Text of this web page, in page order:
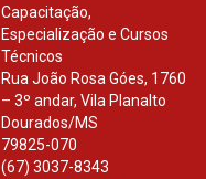
Capacitação,
Especialização e Cursos
Técnicos
Rua João Rosa Góes, 1760
– 3º andar, Vila Planalto
Dourados/MS
79825-070
(67) 3037-8343